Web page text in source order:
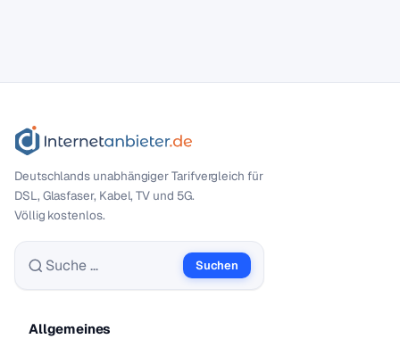
Deutschlands unabhängiger Tarif­vergleich für
DSL, Glasfaser, Kabel, TV und 5G.
Völlig kostenlos.
Suche nach:
Suchen
Allgemeines